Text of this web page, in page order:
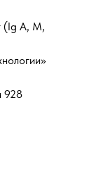
(Ig A, M,
928